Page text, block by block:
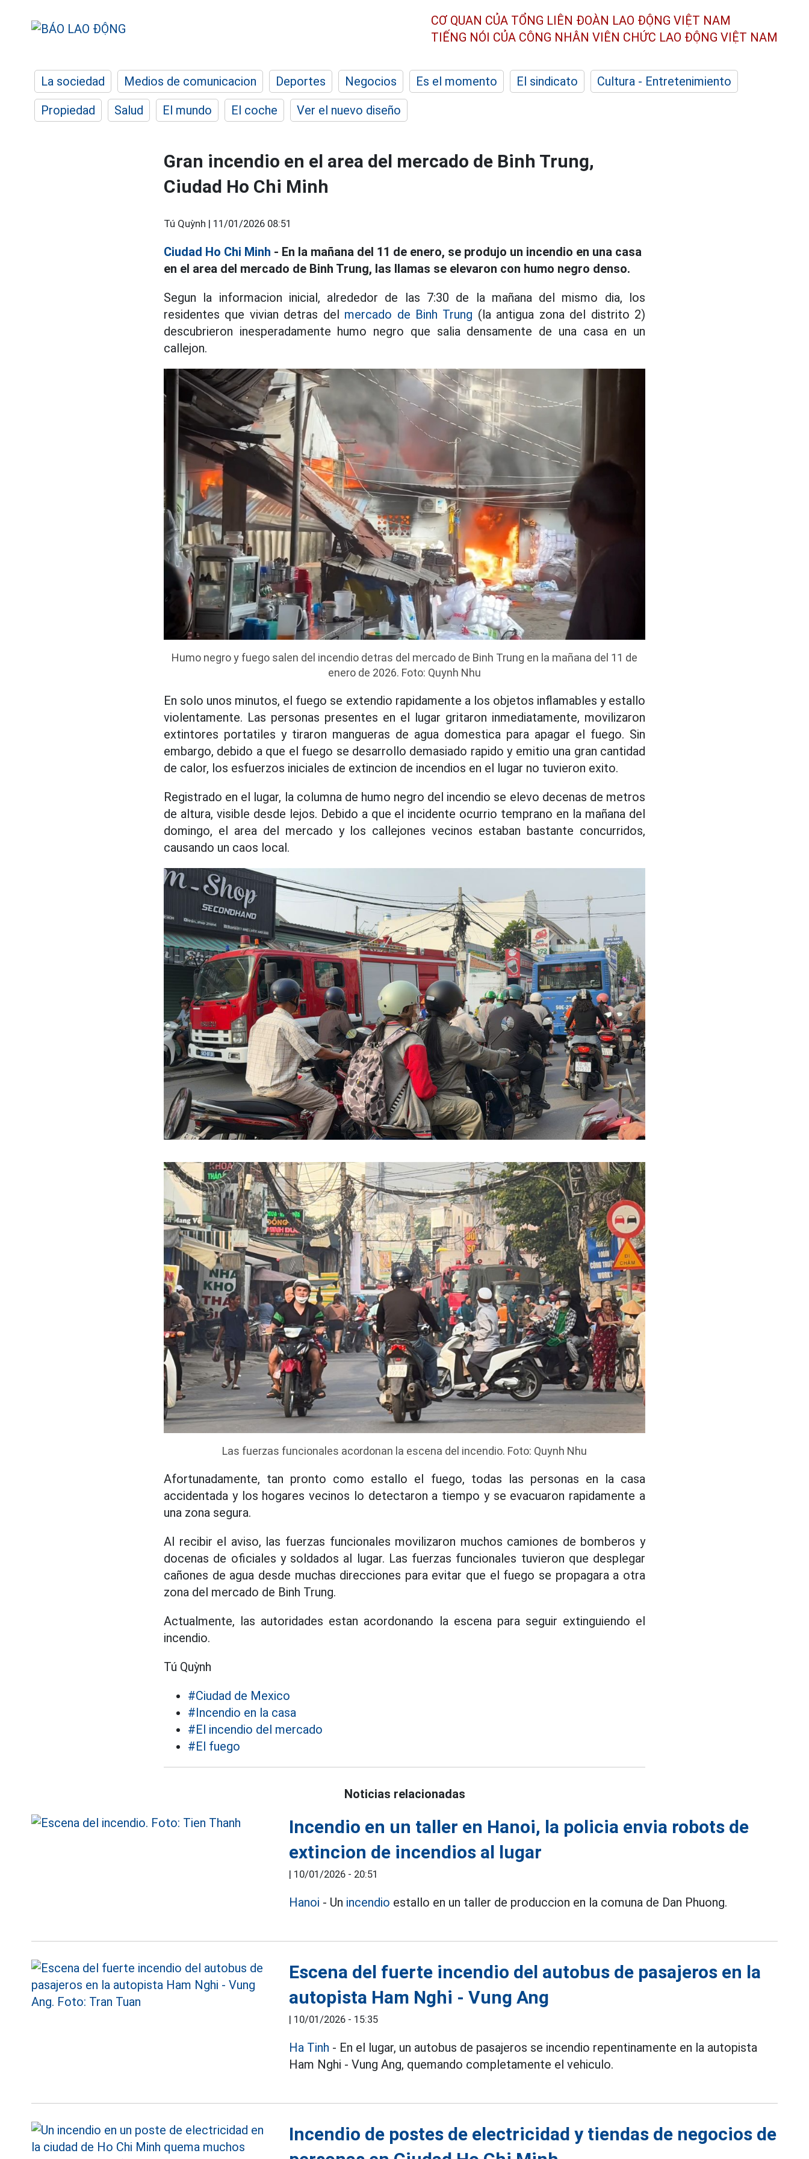
CƠ QUAN CỦA TỔNG LIÊN ĐOÀN LAO ĐỘNG VIỆT NAM
TIẾNG NÓI CỦA CÔNG NHÂN VIÊN CHỨC LAO ĐỘNG VIỆT NAM
La sociedad Medios de comunicacion Deportes Negocios Es el momento El sindicato
Cultura - Entretenimiento
Propiedad
Salud El mundo El coche Ver el nuevo diseño
Gran incendio en el area del mercado de Binh Trung,
Ciudad Ho Chi Minh
Tú Quỳnh | 11/01/2026 08:51
Ciudad Ho Chi Minh - En la mañana del 11 de enero, se produjo un incendio en una casa
en el area del mercado de Binh Trung, las llamas se elevaron con humo negro denso.
Segun la informacion inicial, alrededor de las 7:30 de la mañana del mismo dia, los
residentes que vivian detras del mercado de Binh Trung (la antigua zona del distrito 2)
descubrieron inesperadamente humo negro que salia densamente de una casa en un
callejon.
Humo negro y fuego salen del incendio detras del mercado de Binh Trung en la mañana del 11 de
enero de 2026. Foto: Quynh Nhu
En solo unos minutos, el fuego se extendio rapidamente a los objetos inflamables y estallo
violentamente. Las personas presentes en el lugar gritaron inmediatamente, movilizaron
extintores portatiles y tiraron mangueras de agua domestica para apagar el fuego. Sin
embargo, debido a que el fuego se desarrollo demasiado rapido y emitio una gran cantidad
de calor, los esfuerzos iniciales de extincion de incendios en el lugar no tuvieron exito.
Registrado en el lugar, la columna de humo negro del incendio se elevo decenas de metros
de altura, visible desde lejos. Debido a que el incidente ocurrio temprano en la mañana del
domingo, el area del mercado y los callejones vecinos estaban bastante concurridos,
causando un caos local.
Las fuerzas funcionales acordonan la escena del incendio. Foto: Quynh Nhu
Afortunadamente, tan pronto como estallo el fuego, todas las personas en la casa
accidentada y los hogares vecinos lo detectaron a tiempo y se evacuaron rapidamente a
una zona segura.
Al recibir el aviso, las fuerzas funcionales movilizaron muchos camiones de bomberos y
docenas de oficiales y soldados al lugar. Las fuerzas funcionales tuvieron que desplegar
cañones de agua desde muchas direcciones para evitar que el fuego se propagara a otra
zona del mercado de Binh Trung.
Actualmente, las autoridades estan acordonando la escena para seguir extinguiendo el
incendio.
Tú Quỳnh
#Ciudad de Mexico
#Incendio en la casa
#El incendio del mercado
#El fuego
Noticias relacionadas
Incendio en un taller en Hanoi, la policia envia robots de
extincion de incendios al lugar
10/01/2026 - 20:51
Hanoi - Un incendio estallo en un taller de produccion en la comuna de Dan Phuong.
Escena del fuerte incendio del autobus de pasajeros en la
autopista Ham Nghi - Vung Ang
10/01/2026 - 15:35
Ha Tinh - En el lugar, un autobus de pasajeros se incendio repentinamente en la autopista
Ham Nghi - Vung Ang, quemando completamente el vehiculo.
Incendio de postes de electricidad y tiendas de negocios de